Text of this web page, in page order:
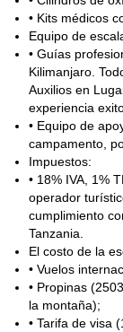
• Kits médicos
Equipo de
• Guías
Kilimanjaro.
Auxilios en
experiencia
• Equipo de
campamento,
Impuestos:
• 18% IVA, 1%
operador
cumplimiento
Tanzania.
El costo de la
• Vuelos
• Propinas
la montaña);
• Tarifa de visa